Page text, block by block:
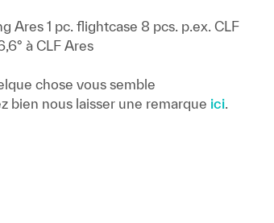
Ares 1 pc. flightcase 8 pcs. p.ex. CLF
à CLF Ares
chose vous semble
bien nous laisser une remarque ici.